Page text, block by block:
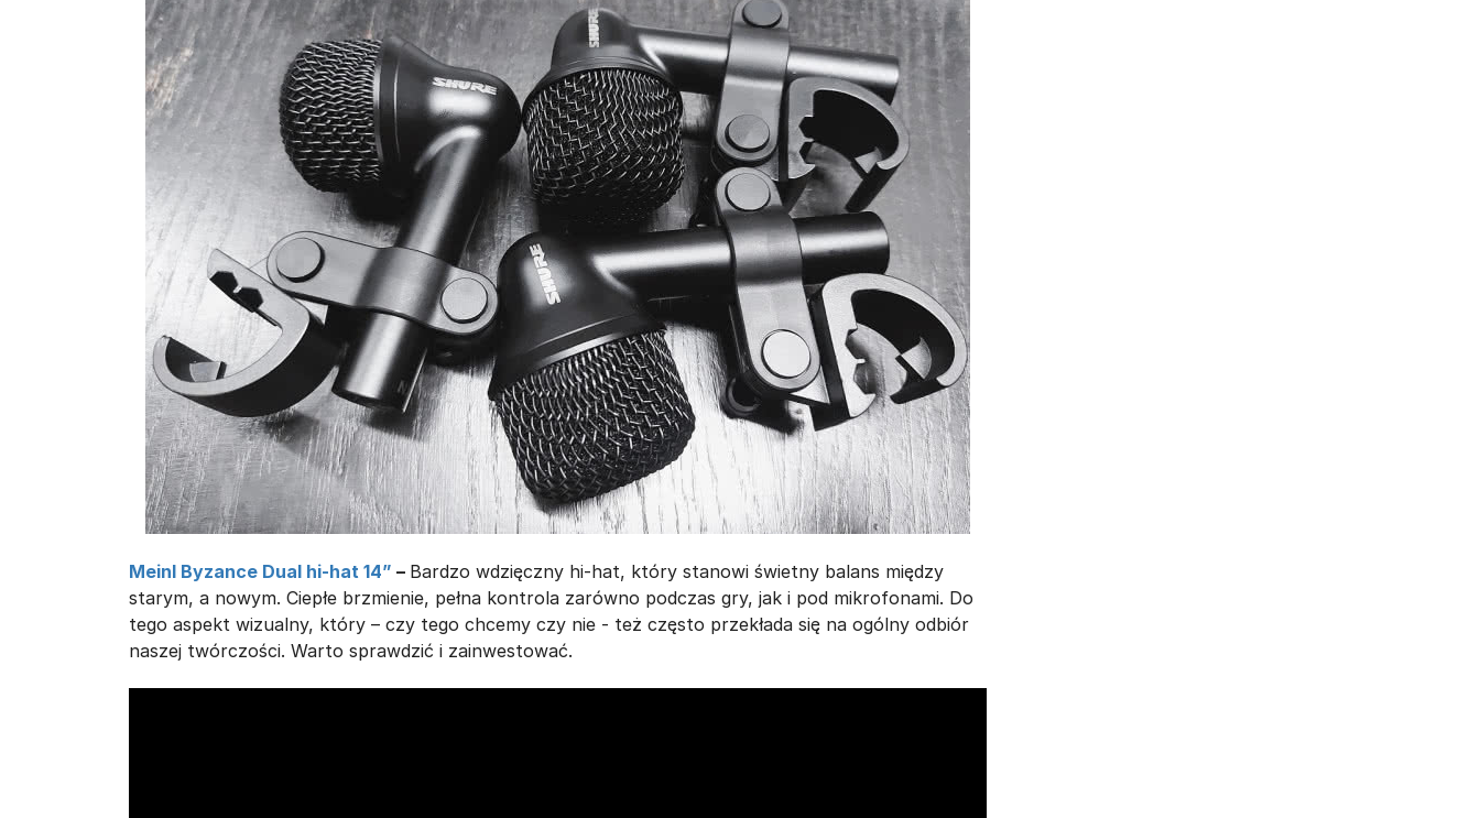
Meinl Byzance Dual hi-hat 14” – Bardzo wdzięczny hi-hat, który stanowi świetny balans między
starym, a nowym. Ciepłe brzmienie, pełna kontrola zarówno podczas gry, jak i pod mikrofonami. Do
tego aspekt wizualny, który – czy tego chcemy czy nie - też często przekłada się na ogólny odbiór
naszej twórczości. Warto sprawdzić i zainwestować.